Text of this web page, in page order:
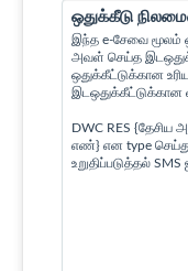
ஒதுக்கீடு
இந்த e-சேவை மூலம்
அவள் செய்த
ஒதுக்கீட்டுக்கான
இடஒதுக்கீட்டுக்கான
DWC RES {தேசிய
எண்} என type செய்து
உறுதிப்படுத்தல் SMS